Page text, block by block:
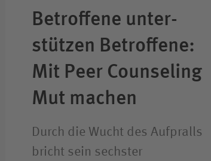
Betroffene unter­
stützen Betroffene:
Mit Peer Counseling
Mut machen
Durch die Wucht des Aufpralls
bricht sein sechster